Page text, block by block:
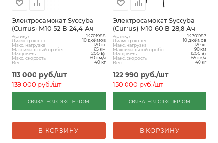
Электросамокат Syccyba
(Currus) M10 52 В 24,4 Ач
Артикул 14701988
Диаметр колес 10 дюймов
Макс. нагрузка 120 кг
Максимальный пробег 65 км
Мощность 1200 Вт
Макс. скорость 60 км/ч
Вес 40 кг
113 000 руб./шт
139 000руб./шт
СВЯЗАТЬСЯ С ЭКСПЕРТОМ
В КОРЗИНУ
Электросамокат Syccyba
(Currus) M10 60 В 28,8 Ач
Артикул 14701987
Диаметр колес 10 дюймов
Макс. нагрузка 120 кг
Максимальный пробег 90 км
Мощность 1200 Вт
Макс. скорость 65 км/ч
Вес 40 кг
122 990 руб./шт
150 000руб./шт
СВЯЗАТЬСЯ С ЭКСПЕРТОМ
В КОРЗИНУ